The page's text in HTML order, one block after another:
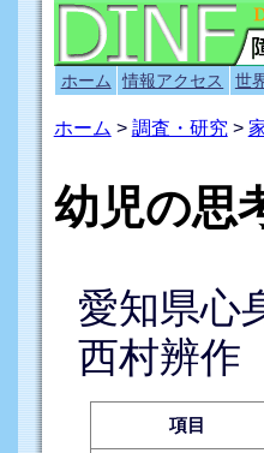
ホーム 情報アクセス 世
ホーム > 調査・研究 >
幼児の思
愛知県心
西村辨作
項目